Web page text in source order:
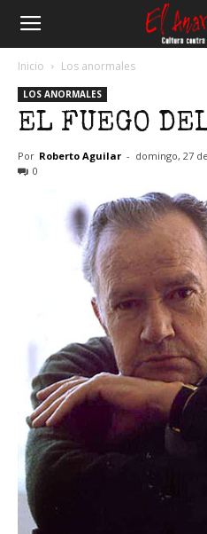
Anartista
Inicio Los anormales
LOS ANORMALES
EL FUEGO
Por Roberto Aguilar - domingo, 27
0